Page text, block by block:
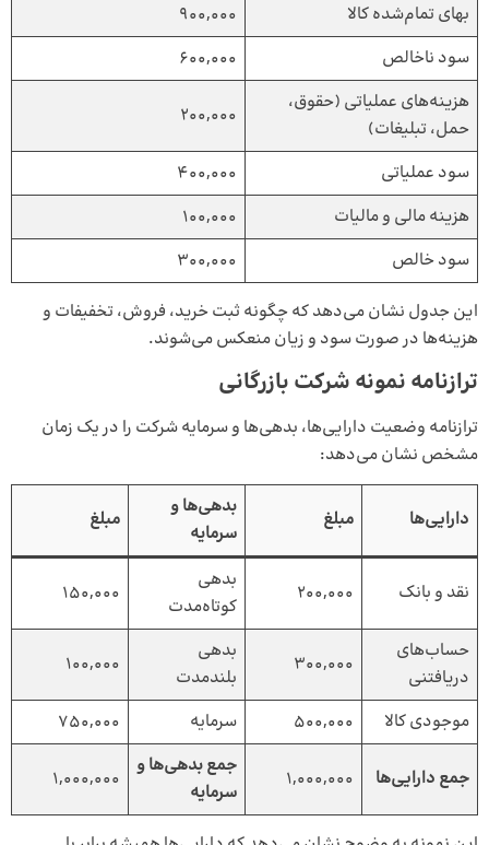
بهای تمام‌شده کالا
900,000
سود ناخالص
600,000
هزینه‌های عملیاتی (حقوق،
حمل، تبلیغات)
200,000
سود عملیاتی
400,000
هزینه مالی و مالیات
100,000
سود خالص
300,000
این جدول نشان می‌دهد که چگونه ثبت خرید، فروش، تخفیفات و
هزینه‌ها در صورت سود و زیان منعکس می‌شوند.
ترازنامه نمونه شرکت بازرگانی
ترازنامه وضعیت دارایی‌ها، بدهی‌ها و سرمایه شرکت را در یک زمان
مشخص نشان می‌دهد:
دارایی‌ها مبلغ
بدهی‌ها و
سرمایه
مبلغ
نقد و بانک 200,000
بدهی
کوتاه‌مدت
150,000
حساب‌های
دریافتنی
300,000
بدهی
بلندمدت
100,000
موجودی کالا 500,000 سرمایه 750,000
جمع دارایی‌ها 1,000,000
جمع بدهی‌ها و
سرمایه
1,000,000